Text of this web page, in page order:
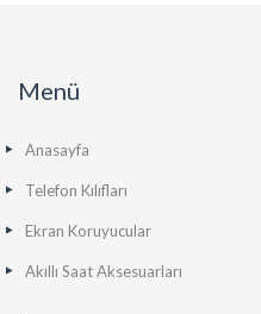
Menü
Anasayfa
Telefon Kılıfları
Ekran Koruyucular
Akıllı Saat Aksesuarları